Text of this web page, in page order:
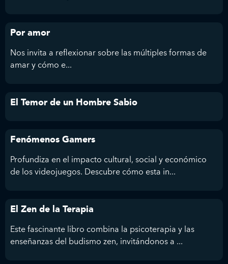
Por amor
Nos invita a reflexionar sobre las múltiples formas de
amar y cómo e...
El Temor de un Hombre Sabio
Fenómenos Gamers
Profundiza en el impacto cultural, social y económico
de los videojuegos. Descubre cómo esta in...
El Zen de la Terapia
Este fascinante libro combina la psicoterapia y las
enseñanzas del budismo zen, invitándonos a ...